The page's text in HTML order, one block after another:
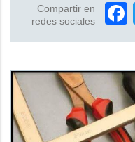
Compartir en
redes sociales